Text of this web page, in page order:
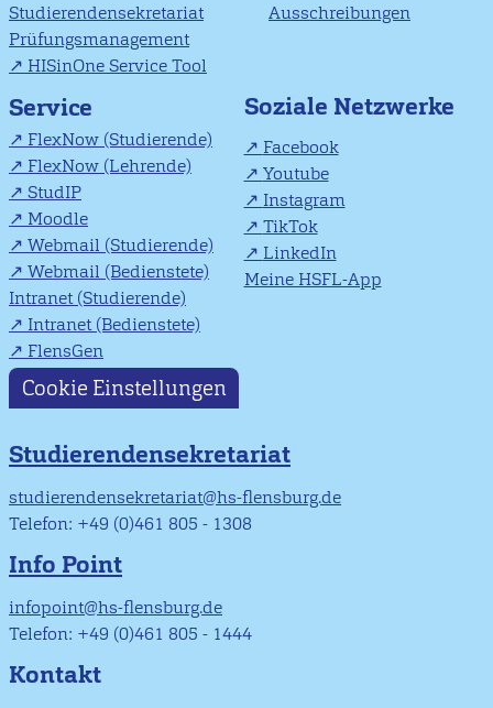
Studierendensekretariat
Prüfungsmanagement
HISinOne Service Tool
Ausschreibungen
Service
FlexNow (Studierende)
FlexNow (Lehrende)
StudIP
Moodle
Webmail (Studierende)
Webmail (Bedienstete)
Intranet (Studierende)
Intranet (Bedienstete)
FlensGen
Soziale Netzwerke
Facebook
Youtube
Instagram
TikTok
LinkedIn
Meine HSFL-App
Cookie Einstellungen
Studierendensekretariat
studierendensekretariat@hs-flensburg.de
Telefon: +49 (0)461 805 - 1308
Info Point
infopoint@hs-flensburg.de
Telefon: +49 (0)461 805 - 1444
Kontakt